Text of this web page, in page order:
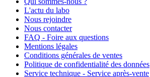
L'actu du labo
Nous rejoindre
Nous contacter
FAQ - Foire aux questions
Mentions légales
Conditions générales de ventes
Politique de confidentialité des données
Service technique - Service après-vente